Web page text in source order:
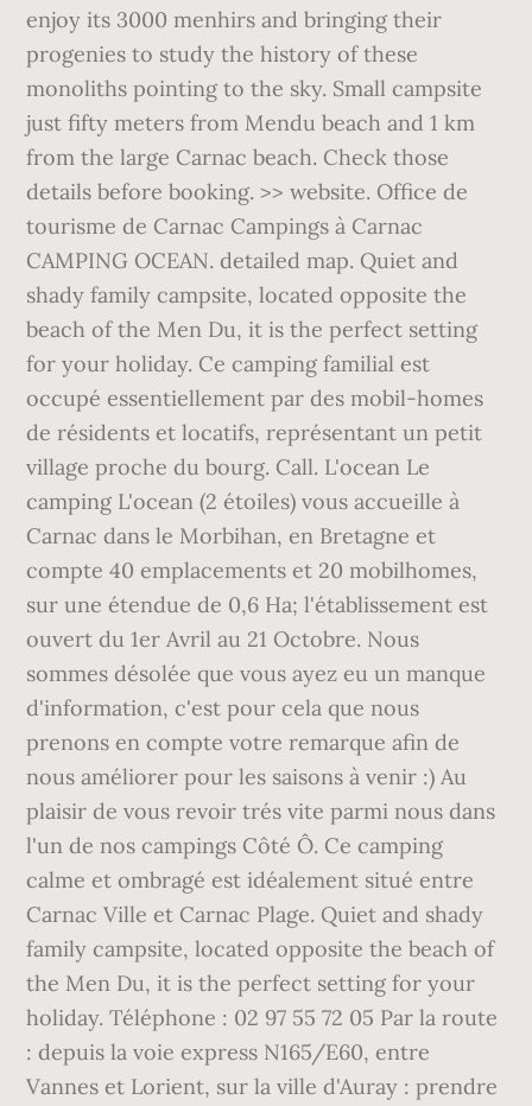
enjoy its 3000 menhirs and bringing their
progenies to study the history of these
monoliths pointing to the sky. Small campsite
just fifty meters from Mendu beach and 1 km
from the large Carnac beach. Check those
details before booking. >> website. Office de
tourisme de Carnac Campings à Carnac
CAMPING OCEAN. detailed map. Quiet and
shady family campsite, located opposite the
beach of the Men Du, it is the perfect setting
for your holiday. Ce camping familial est
occupé essentiellement par des mobil-homes
de résidents et locatifs, représentant un petit
village proche du bourg. Call. L'ocean Le
camping L'ocean (2 étoiles) vous accueille à
Carnac dans le Morbihan, en Bretagne et
compte 40 emplacements et 20 mobilhomes,
sur une étendue de 0,6 Ha; l'établissement est
ouvert du 1er Avril au 21 Octobre. Nous
sommes désolée que vous ayez eu un manque
d'information, c'est pour cela que nous
prenons en compte votre remarque afin de
nous améliorer pour les saisons à venir :) Au
plaisir de vous revoir trés vite parmi nous dans
l'un de nos campings Côté Ô. Ce camping
calme et ombragé est idéalement situé entre
Carnac Ville et Carnac Plage. Quiet and shady
family campsite, located opposite the beach of
the Men Du, it is the perfect setting for your
holiday. Téléphone : 02 97 55 72 05 Par la route
: depuis la voie express N165/E60, entre
Vannes et Lorient, sur la ville d'Auray : prendre